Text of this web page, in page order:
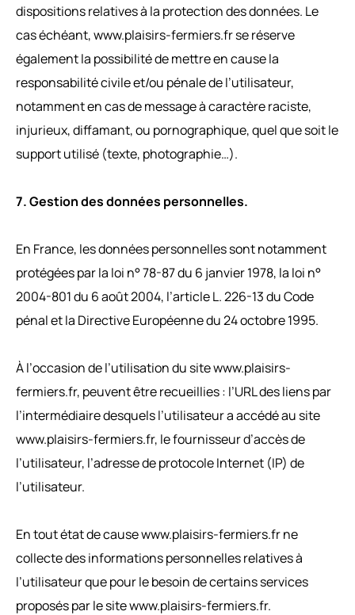
dispositions relatives à la protection des données. Le
cas échéant, www.plaisirs-fermiers.fr se réserve
également la possibilité de mettre en cause la
responsabilité civile et/ou pénale de l’utilisateur,
notamment en cas de message à caractère raciste,
injurieux, diffamant, ou pornographique, quel que soit le
support utilisé (texte, photographie…).
7. Gestion des données personnelles.
En France, les données personnelles sont notamment
protégées par la loi n° 78-87 du 6 janvier 1978, la loi n°
2004-801 du 6 août 2004, l’article L. 226-13 du Code
pénal et la Directive Européenne du 24 octobre 1995.
À l’occasion de l’utilisation du site www.plaisirs-
fermiers.fr, peuvent être recueillies : l’URL des liens par
l’intermédiaire desquels l’utilisateur a accédé au site
www.plaisirs-fermiers.fr, le fournisseur d’accès de
l’utilisateur, l’adresse de protocole Internet (IP) de
l’utilisateur.
En tout état de cause www.plaisirs-fermiers.fr ne
collecte des informations personnelles relatives à
l’utilisateur que pour le besoin de certains services
proposés par le site www.plaisirs-fermiers.fr.